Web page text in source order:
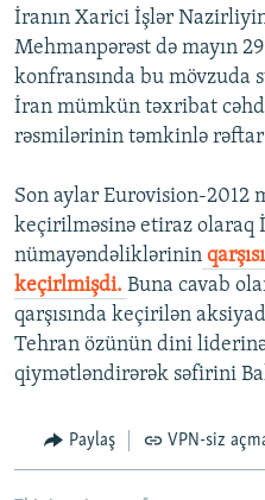
KARIKATURA
İSLAM VƏ DEMOKRATIYA
İZ - MƏDƏNIYYƏT PROQRAMI
PEŞƏ ETIKASI VƏ JURNALISTIKA
MATERIALLARIMIZDAN ISTIFADƏ
AZADLIQRADIOSU MOBIL
XƏBƏR BÜLLETENLƏRIMIZ
BIZI IZLƏ
RFE/RL-in bütün saytları
İranın Xarici İşlər
Mehmanpərəst də mayın
konfransında bu mövzuda
İran mümkün təxribat
rəsmilərinin təmkinlə
Son aylar Eurovision-2012
keçirilməsinə etiraz olaraq
nümayəndəliklərinin
keçirlmişdi. Buna cavab
qarşısında keçirilən
Tehran özünün dini
qiymətləndirərək səfirini
Paylaş VPN-siz